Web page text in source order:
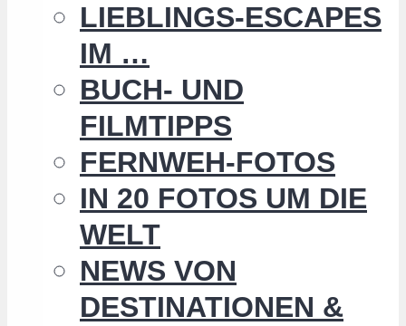
LIEBLINGS-ESCAPES
IM …
BUCH- UND
FILMTIPPS
FERNWEH-FOTOS
IN 20 FOTOS UM DIE
WELT
NEWS VON
DESTINATIONEN &